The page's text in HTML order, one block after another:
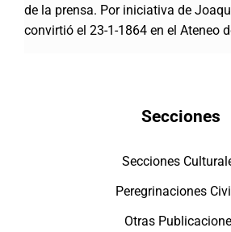
de la prensa. Por iniciativa de
convirtió el 23-1-1864 en el Ateneo
Secciones
Secciones
Peregrinaciones
Otras